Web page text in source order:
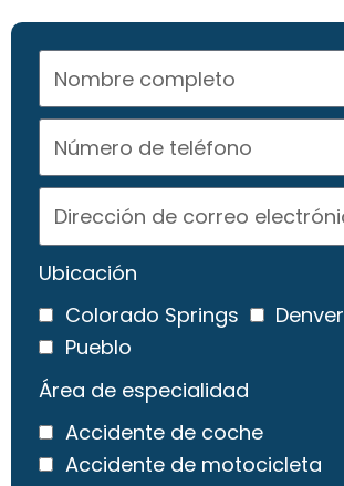
Ubicación
Colorado Springs
Denver
Pueblo
Área de especialidad
Accidente de coche
Accidente de motocicleta